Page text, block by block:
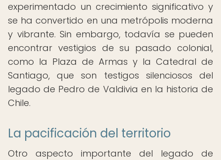
experimentado un crecimiento significativo y
se ha convertido en una metrópolis moderna
y vibrante. Sin embargo, todavía se pueden
encontrar vestigios de su pasado colonial,
como la Plaza de Armas y la Catedral de
Santiago, que son testigos silenciosos del
legado de Pedro de Valdivia en la historia de
Chile.
La pacificación del territorio
Otro aspecto importante del legado de